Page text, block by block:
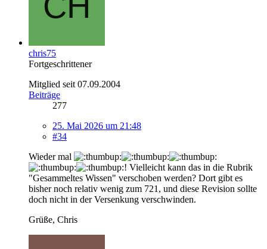
chris75
Fortgeschrittener
Mitglied seit 07.09.2004
Beiträge
277
25. Mai 2026 um 21:48
#34
Wieder mal
! Vielleicht kann das in die Rubrik
"Gesammeltes Wissen" verschoben werden? Dort gibt es
bisher noch relativ wenig zum 721, und diese Revision sollte
doch nicht in der Versenkung verschwinden.
Grüße, Chris